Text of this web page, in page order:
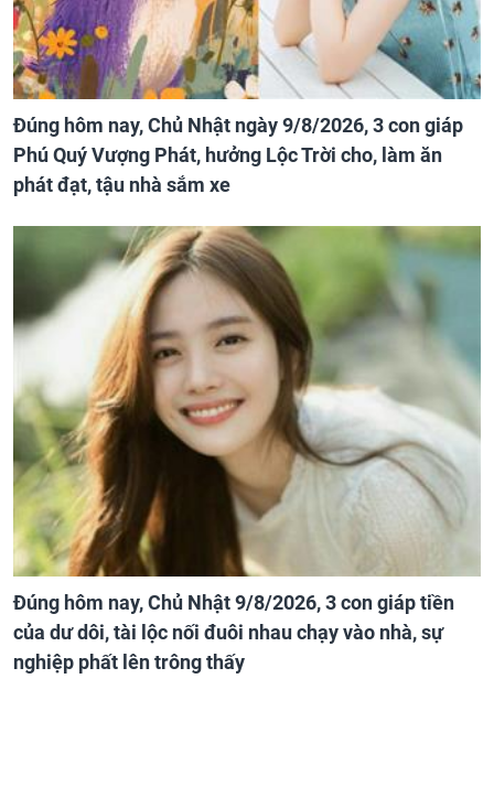
Đúng hôm nay, Chủ Nhật ngày 9/8/2026, 3 con giáp
Phú Quý Vượng Phát, hưởng Lộc Trời cho, làm ăn
phát đạt, tậu nhà sắm xe
Đúng hôm nay, Chủ Nhật 9/8/2026, 3 con giáp tiền
của dư dôi, tài lộc nối đuôi nhau chạy vào nhà, sự
nghiệp phất lên trông thấy